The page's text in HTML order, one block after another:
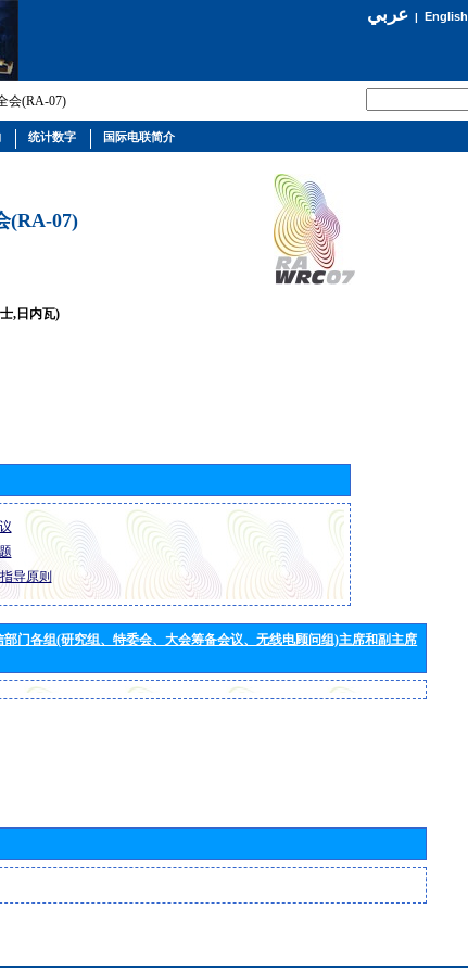
عربي| English
会(RA-07)
(RA-07)
,日内瓦)
导原则
部门各组(研究组、特委会、大会筹备会议、无线电顾问组)主席和副主席
统计数字 国际电联简介